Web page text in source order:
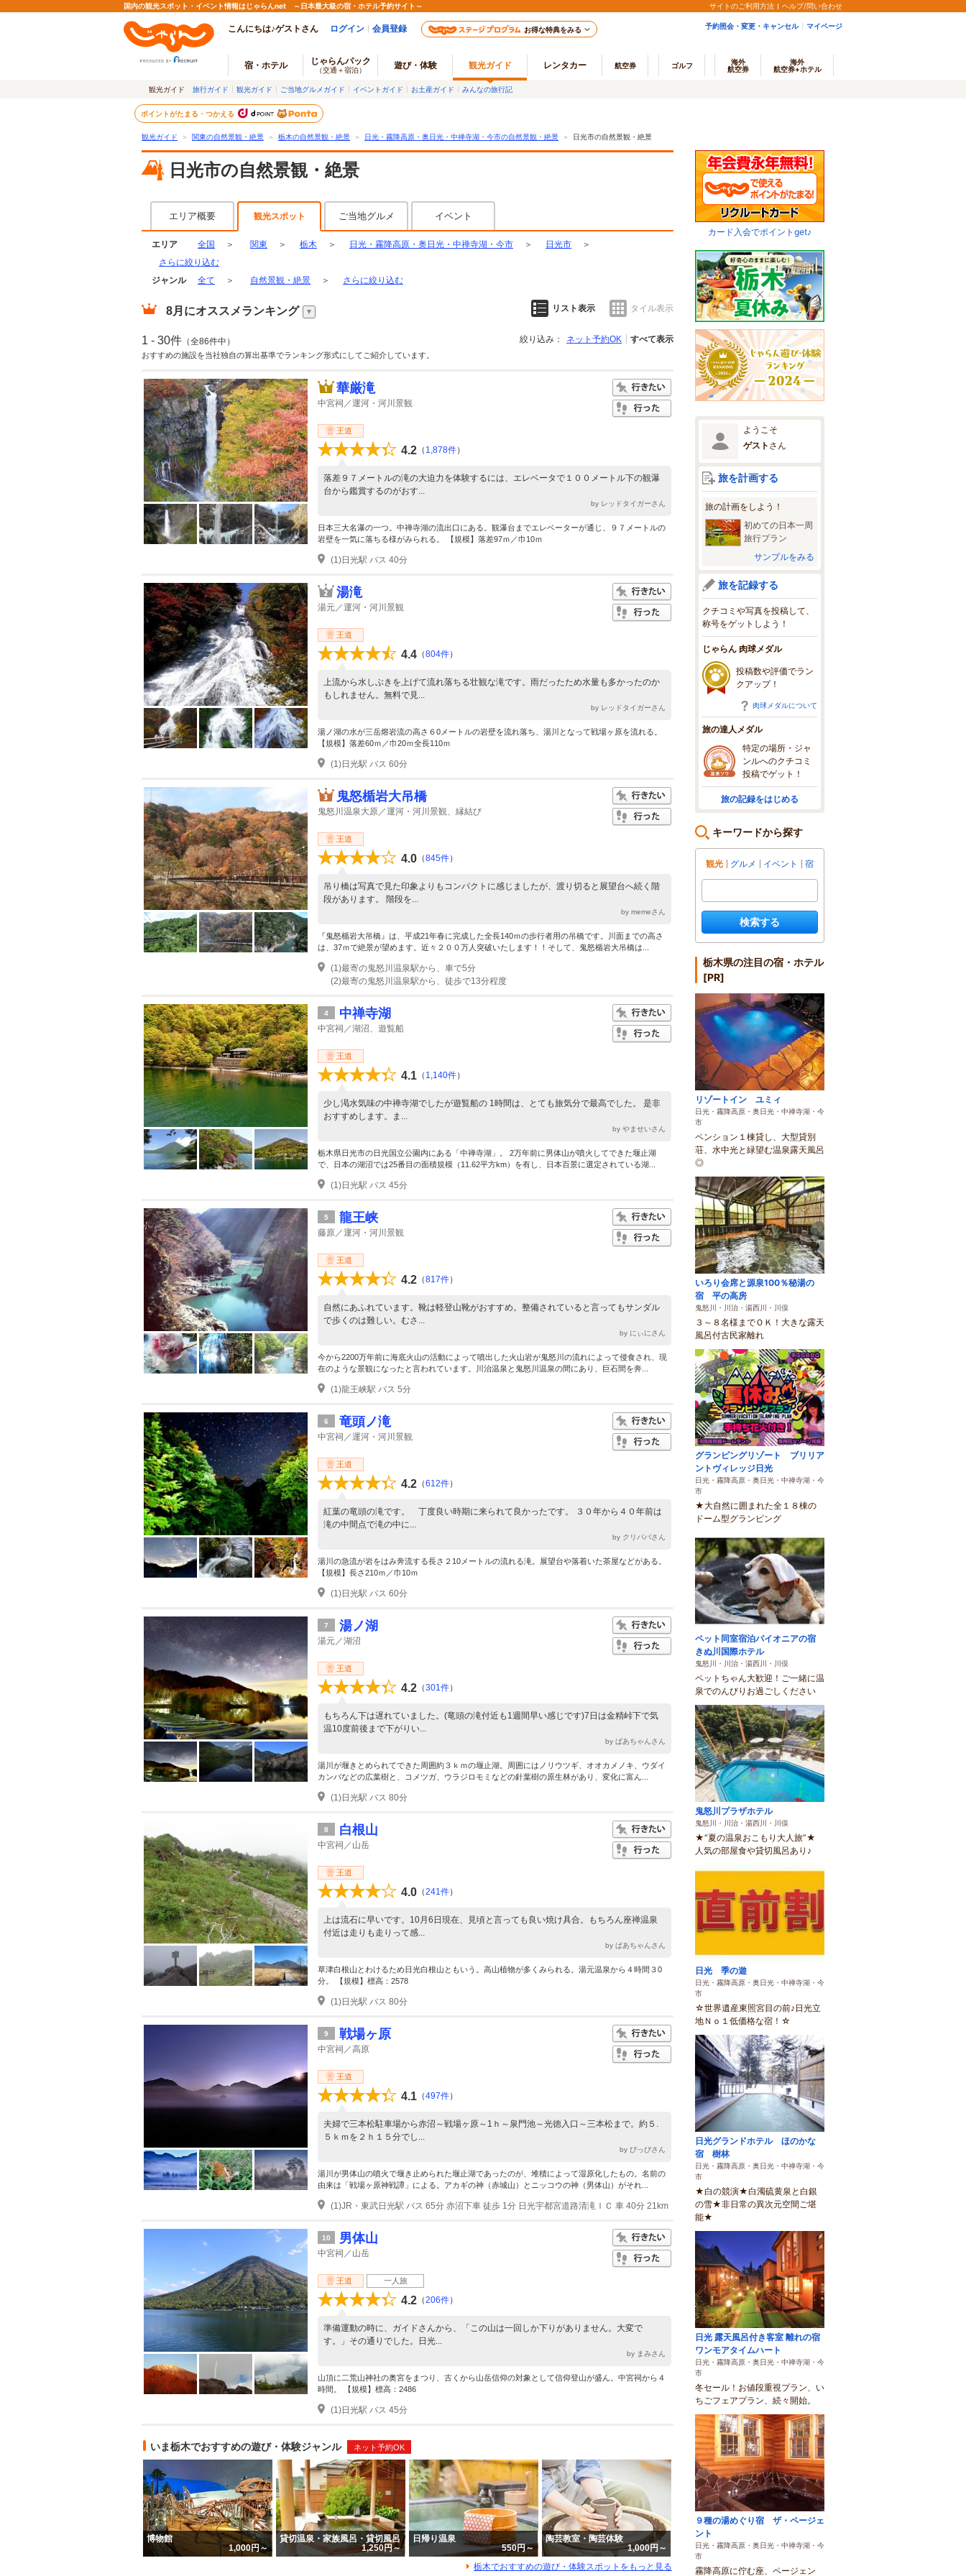
国内の観光スポット・イベント情報はじゃらんnet ～日本最大級の宿・ホテル予約サイト～ サイトのご利用方法 ヘルプ/問い合わせ
こんにちは♪ゲストさん ログイン 会員登録 お得な特典をみる 予約照会・変更・キャンセル マイページ
宿・ホテル じゃらんパック
（交通＋宿泊） 遊び・体験 観光ガイド レンタカー 航空券 ゴルフ
海外
航空券
海外
航空券+ホテル
観光ガイド 旅行ガイド 観光ガイド ご当地グルメガイド イベントガイド お土産ガイド みんなの旅行記
ポイントがたまる・つかえる
観光ガイド ＞ 関東の自然景観・絶景 ＞ 栃木の自然景観・絶景 ＞ 日光・霧降高原・奥日光・中禅寺湖・今市の自然景観・絶景 ＞ 日光市の自然景観・絶景
日光市の自然景観・絶景
エリア概要 観光スポット ご当地グルメ イベント
エリア 全国 ＞ 関東 ＞ 栃木 ＞ 日光・霧降高原・奥日光・中禅寺湖・今市 ＞ 日光市
＞
さらに絞り込む
ジャンル
全て ＞ 自然景観・絶景 ＞ さらに絞り込む
8月 にオススメランキング リスト表示 タイル表示
1 - 30件 （全86件中） 絞り込み： ネット予約OK すべて表示
おすすめの施設を当社独自の算出基準でランキング形式にしてご紹介しています。
華厳滝
中宮祠／運河・河川景観
王道
4.2 （ 1,878件）
落差９７メートルの滝の大迫力を体験するには、エレベータで１００メートル下の観瀑
台から鑑賞するのがおす...
by レッドタイガーさん
日本三大名瀑の一つ。中禅寺湖の流出口にある。観瀑台までエレベーターが通じ、９７メートルの
岩壁を一気に落ちる様がみられる。 【規模】落差97ｍ／巾10ｍ
(1)日光駅 バス 40分
湯滝
湯元／運河・河川景観
王道
4.4 （804件）
上流から水しぶきを上げて流れ落ちる壮観な滝です。雨だったため水量も多かったのか
もしれません。無料で見...
by レッドタイガーさん
湯ノ湖の水が三岳熔岩流の高さ６0メートルの岩壁を流れ落ち、湯川となって戦場ヶ原を流れる。
【規模】落差60ｍ／巾20ｍ全長110ｍ
(1)日光駅 バス 60分
鬼怒楯岩大吊橋
鬼怒川温泉大原／運河・河川景観、縁結び
王道
4.0 （845件）
吊り橋は写真で見た印象よりもコンパクトに感じましたが、渡り切ると展望台へ続く階
段があります。 階段を...
by memeさん
『鬼怒楯岩大吊橋』は、平成21年春に完成した全長140ｍの歩行者用の吊橋です。川面までの高さ
は、37ｍで絶景が望めます。近々２００万人突破いたします！！そして、鬼怒楯岩大吊橋は...
(1)最寄の鬼怒川温泉駅から、車で5分
(2)最寄の鬼怒川温泉駅から、徒歩で13分程度
4 中禅寺湖
中宮祠／湖沼、遊覧船
王道
4.1 （ 1,140件）
少し渇水気味の中禅寺湖でしたが遊覧船の 1時間は、とても旅気分で最高でした。 是非
おすすめします。ま...
by やませいさん
栃木県日光市の日光国立公園内にある「中禅寺湖」。 2万年前に男体山が噴火してできた堰止湖
で、日本の湖沼では25番目の面積規模（11.62平方km）を有し、日本百景に選定されている湖...
(1)日光駅 バス 45分
5 龍王峡
藤原／運河・河川景観
王道
4.2 （817件）
自然にあふれています。靴は軽登山靴がおすすめ。整備されていると言ってもサンダル
で歩くのは難しい。むさ...
by にぃにさん
今から2200万年前に海底火山の活動によって噴出した火山岩が鬼怒川の流れによって侵食され、現
在のような景観になったと言われています。川治温泉と鬼怒川温泉の間にあり、巨石間を奔...
(1)龍王峡駅 バス 5分
6 竜頭ノ滝
中宮祠／運河・河川景観
王道
4.2 （612件）
紅葉の竜頭の滝です。 丁度良い時期に来られて良かったです。 ３０年から４０年前は
滝の中間点で滝の中に...
by クリパパさん
湯川の急流が岩をはみ奔流する長さ２10メートルの流れる滝。展望台や落着いた茶屋などがある。
【規模】長さ210ｍ／巾10ｍ
(1)日光駅 バス 60分
7 湯ノ湖
湯元／湖沼
王道
4.2 （301件）
もちろん下は遅れていました。(竜頭の滝付近も1週間早い感じです)7日は金精峠下で気
温10度前後まで下がりい...
by ぱあちゃんさん
湯川が堰きとめられてできた周囲約３ｋｍの堰止湖。周囲にはノリウツギ、オオカメノキ、ウダイ
カンバなどの広葉樹と、コメツガ、ウラジロモミなどの針葉樹の原生林があり、変化に富ん...
(1)日光駅 バス 80分
8 白根山
中宮祠／山岳
王道
4.0 （241件）
上は流石に早いです。10月6日現在、見頃と言っても良い焼け具合。もちろん座禅温泉
付近は走りも走りって感...
by ぱあちゃんさん
草津白根山とわけるため日光白根山ともいう。高山植物が多くみられる。湯元温泉から４時間３0
分。 【規模】標高：2578
(1)日光駅 バス 80分
9 戦場ヶ原
中宮祠／高原
王道
4.1 （497件）
夫婦で三本松駐車場から赤沼～戦場ヶ原～1ｈ～泉門池～光徳入口～三本松まで。約５.
５ｋｍを２ｈ１５分でし...
by ぴっぴさん
湯川が男体山の噴火で堰き止められた堰止湖であったのが、堆積によって湿原化したもの。名前の
由来は「戦場ヶ原神戦譚」による。アカギの神（赤城山）とニッコウの神（男体山）がそれ...
(1)JR・東武日光駅 バス 65分 赤沼下車 徒歩 1分 日光宇都宮道路清滝ＩＣ 車 40分 21km
10 男体山
中宮祠／山岳
王道 一人旅
4.2 （206件）
準備運動の時に、ガイドさんから、「この山は一回しか下りがありません。大変で
す。」その通りでした。日光...
by まみさん
山頂に二荒山神社の奥宮をまつり、古くから山岳信仰の対象として信仰登山が盛ん。中宮祠から４
時間。 【規模】標高：2486
(1)日光駅 バス 45分
いま栃木でおすすめの遊び・体験ジャンル ネット予約OK
博物館
1,000円～
貸切温泉・家族風呂・貸切風呂
1,250円～
日帰り温泉
550円～
陶芸教室・陶芸体験
1,000円～
栃木でおすすめの遊び・体験スポットをもっと見る
カード入会でポイントget♪
ようこそ
ゲスト さん
旅を計画する
旅の計画をしよう！
初めての日本一周
旅行プラン
サンプルをみる
旅を記録する
クチコミや写真を投稿して、
称号をゲットしよう！
じゃらん 肉球メダル
投稿数や評価でラン
クアップ！
肉球メダルについて
旅の達人メダル
特定の場所・ジャ
ンルへのクチコミ
投稿でゲット！
旅の記録をはじめる
キーワードから探す
観光 グルメ イベント 宿
検索する
栃木県の注目の宿・ホテル
[PR]
リゾートイン ユミィ
日光・霧降高原・奥日光・中禅寺湖・今
市
ペンション１棟貸し、大型貸別
荘、水中光と緑望む温泉露天風呂
◎
いろり会席と源泉100％秘湯の
宿 平の高房
鬼怒川・川治・湯西川・川俣
３～８名様までＯＫ！大きな露天
風呂付古民家離れ
グランピングリゾート ブリリア
ントヴィレッジ日光
日光・霧降高原・奥日光・中禅寺湖・今
市
★大自然に囲まれた全１８棟の
ドーム型グランピング
ペット同室宿泊パイオニアの宿
きぬ川国際ホテル
鬼怒川・川治・湯西川・川俣
ペットちゃん大歓迎！ご一緒に温
泉でのんびりお過ごしください
鬼怒川プラザホテル
鬼怒川・川治・湯西川・川俣
★“夏の温泉おこもり大人旅”★
人気の部屋食や貸切風呂あり♪
日光 季の遊
日光・霧降高原・奥日光・中禅寺湖・今
市
☆世界遺産東照宮目の前♪日光立
地Ｎｏ１低価格な宿！☆
日光グランドホテル ほのかな
宿 樹林
日光・霧降高原・奥日光・中禅寺湖・今
市
★白の競演★白濁硫黄泉と白銀
の雪★非日常の異次元空間ご堪
能★
日光 露天風呂付き客室 離れの宿
ワンモアタイムハート
日光・霧降高原・奥日光・中禅寺湖・今
市
冬セール！お値段重視プラン、い
ちごフェアプラン、続々開始。
９種の湯めぐり宿 ザ・ページェ
ント
日光・霧降高原・奥日光・中禅寺湖・今
市
霧降高原に佇む座、ページェン